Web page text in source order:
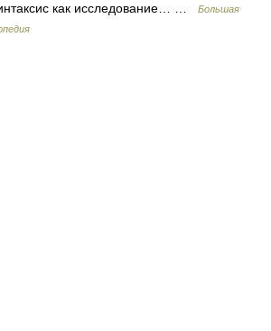
как исследование… …
Большая